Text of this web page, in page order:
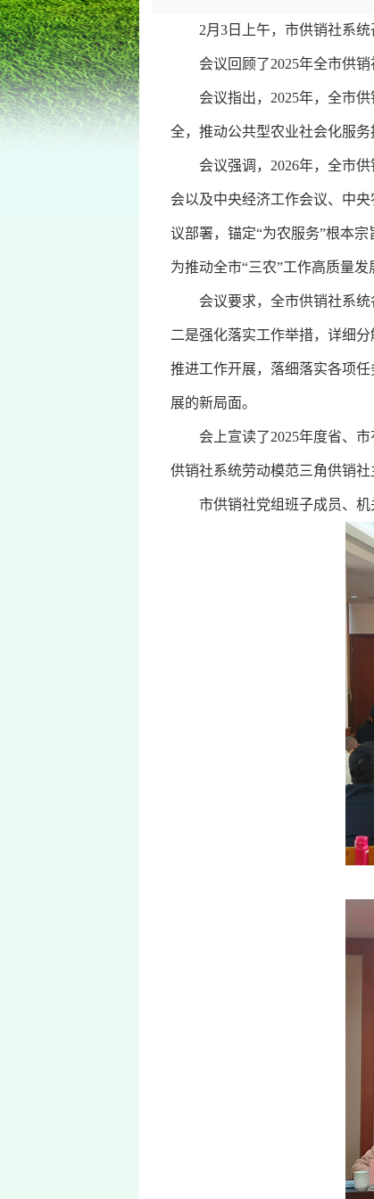
2月3日上午，市供销社系统
会议回顾了2025年全市供销
会议指出，2025年，全市供
全，推动公共型农业社会化服
会议强调，2026年，全市供
会以及中央经济工作会议、中
议部署，锚定“为农服务”根本
为推动全市“三农”工作高质量发
会议要求，全市供销社系统各
二是强化落实工作举措，详细
推进工作开展，落细落实各项
展的新局面。
会上宣读了2025年度省、市
供销社系统劳动模范三角供销
市供销社党组班子成员、机